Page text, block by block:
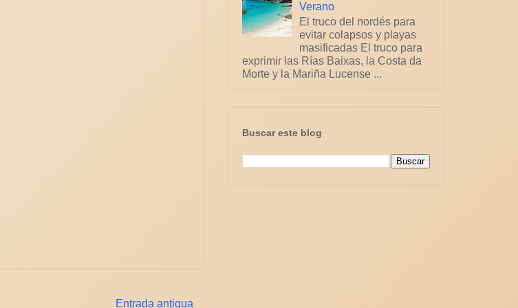
Entrada antigua
Verano
El truco del nordés para
evitar colapsos y playas
masificadas El truco para
exprimir las Rías Baixas, la Costa da
Morte y la Mariña Lucense ...
Buscar este blog